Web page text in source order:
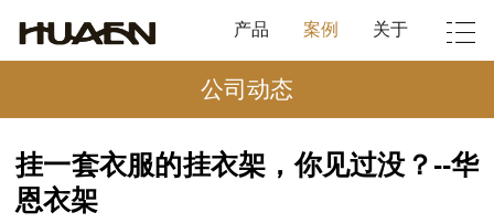
产品 案例 关于
公司动态
挂一套衣服的挂衣架，你见过没？--华
恩衣架